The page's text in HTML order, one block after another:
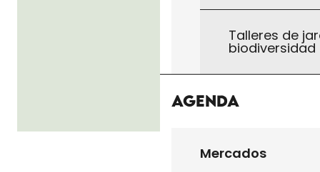
Talleres de
biodiversidad
Agenda
Mercados